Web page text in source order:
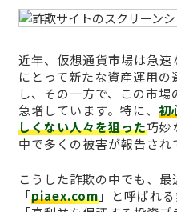
近年、仮想通貨市場は急
にとって新たな資産運用
し、その一方で、この市
急増しています。特に、 初
しくない人々を狙った巧妙
中で多くの被害が報告され
こうした詐欺の中でも、
「piaex.com」と呼ばれ